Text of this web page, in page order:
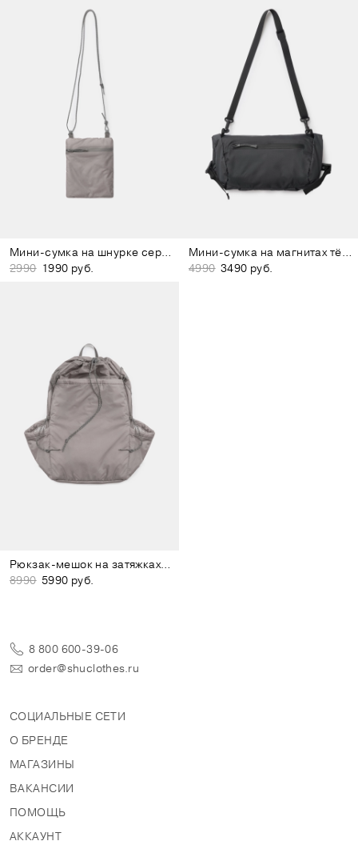
Мини-сумка на шнурке серо-лиловая
2990 1990 руб.
Мини-сумка на магнитах тёмно-серая
4990 3490 руб.
Рюкзак-мешок на затяжках серо-лиловый
8990 5990 руб.
8 800 600-39-06
order@shuclothes.ru
СОЦИАЛЬНЫЕ СЕТИ
О БРЕНДЕ
МАГАЗИНЫ
ВАКАНСИИ
ПОМОЩЬ
АККАУНТ